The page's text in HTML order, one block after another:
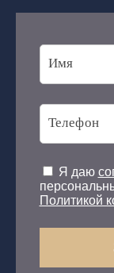
Я даю
Политикой